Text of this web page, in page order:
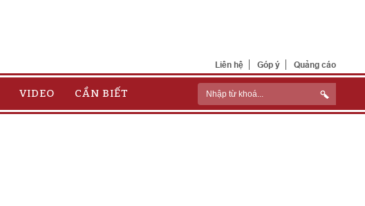
Liên hệ Góp ý Quảng cáo
VIDEO CẦN BIẾT